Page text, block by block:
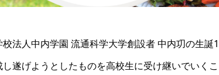
法人中内学園 流通科学大学創設者 中内㓛の生
遂げようとしたものを高校生に受け継いでいく